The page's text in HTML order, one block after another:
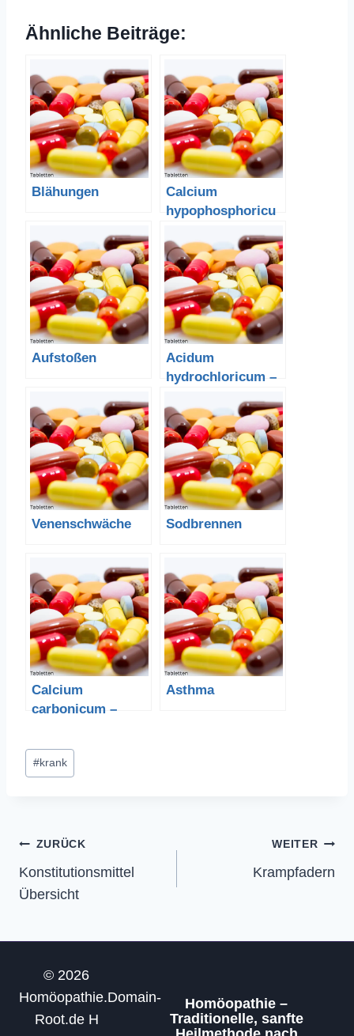
Ähnliche Beiträge:
Blähungen
Calcium
hypophosphoricu
Calciumhypophos
phosphit
Aufstoßen
Acidum
hydrochloricum –
Venenschwäche Sodbrennen
Calcium
carbonicum –
k
Asthma
Schlagworte:
#krank
Beitragsnavigation
ZURÜCK
Konstitutionsmittel
Übersicht
WEITER
Krampfadern
© 2026
Homöopathie.Domain-
Root.de H
Homöopathie –
Traditionelle, sanfte